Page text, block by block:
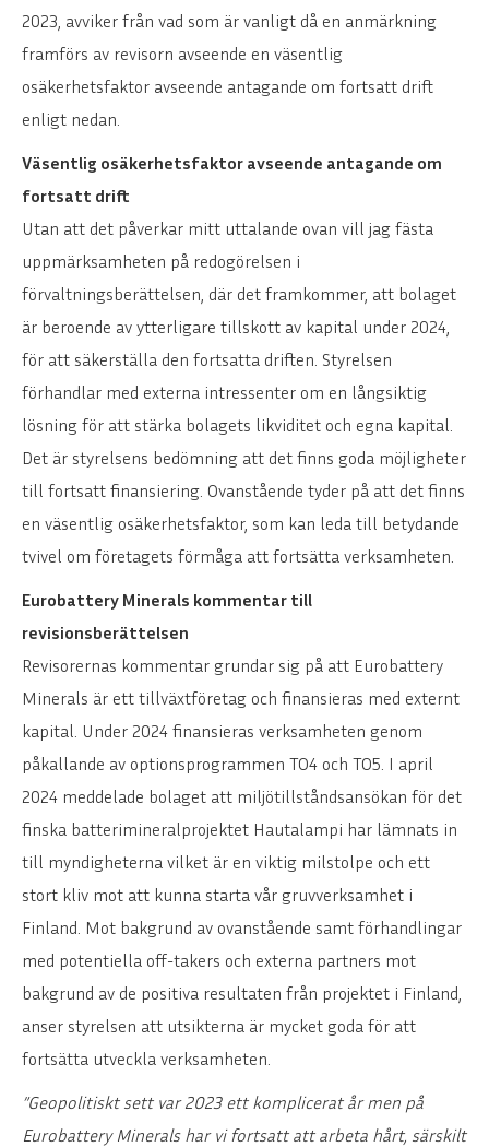
2023, avviker från vad som är vanligt då en anmärkning
framförs av revisorn avseende en väsentlig
osäkerhetsfaktor avseende antagande om fortsatt drift
enligt nedan.
Väsentlig osäkerhetsfaktor avseende antagande om
fortsatt drift
Utan att det påverkar mitt uttalande ovan vill jag fästa
uppmärksamheten på redogörelsen i
förvaltningsberättelsen, där det framkommer, att bolaget
är beroende av ytterligare tillskott av kapital under 2024,
för att säkerställa den fortsatta driften. Styrelsen
förhandlar med externa intressenter om en långsiktig
lösning för att stärka bolagets likviditet och egna kapital.
Det är styrelsens bedömning att det finns goda möjligheter
till fortsatt finansiering. Ovanstående tyder på att det finns
en väsentlig osäkerhetsfaktor, som kan leda till betydande
tvivel om företagets förmåga att fortsätta verksamheten.
Eurobattery Minerals kommentar till
revisionsberättelsen
Revisorernas kommentar grundar sig på att Eurobattery
Minerals är ett tillväxtföretag och finansieras med externt
kapital. Under 2024 finansieras verksamheten genom
påkallande av optionsprogrammen TO4 och TO5. I april
2024 meddelade bolaget att miljötillståndsansökan för det
finska batterimineralprojektet Hautalampi har lämnats in
till myndigheterna vilket är en viktig milstolpe och ett
stort kliv mot att kunna starta vår gruvverksamhet i
Finland. Mot bakgrund av ovanstående samt förhandlingar
med potentiella off-takers och externa partners mot
bakgrund av de positiva resultaten från projektet i Finland,
anser styrelsen att utsikterna är mycket goda för att
fortsätta utveckla verksamheten.
”Geopolitiskt sett var 2023 ett komplicerat år men på
Eurobattery Minerals har vi fortsatt att arbeta hårt, särskilt